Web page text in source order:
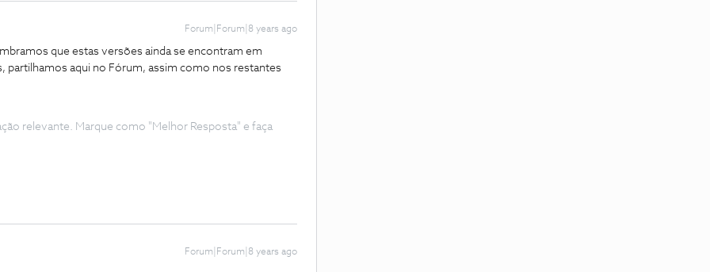
Forum|Forum|8 years ago
que estas versões ainda se encontram em
partilhamos aqui no Fórum, assim como nos restantes
relevante. Marque como "Melhor Resposta" e faça
Forum|Forum|8 years ago